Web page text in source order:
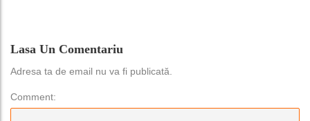
Lasa Un Comentariu
Adresa ta de email nu va fi publicată.
Comment: